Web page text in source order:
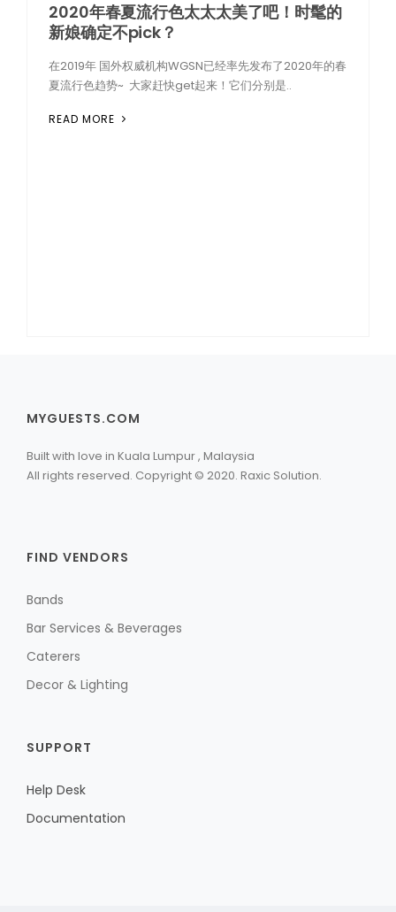
2020年春夏流行色太太太美了吧！时髦的
新娘确定不pick？
在2019年 国外权威机构WGSN已经率先发布了2020年的春
夏流行色趋势~ 大家赶快get起来！它们分别是..
READ MORE
MYGUESTS.COM
Built with love in Kuala Lumpur , Malaysia
All rights reserved. Copyright © 2020. Raxic Solution.
FIND VENDORS
Bands
Bar Services & Beverages
Caterers
Decor & Lighting
SUPPORT
Help Desk
Documentation